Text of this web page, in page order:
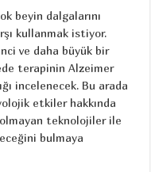
beyin dalgalarını
kullanmak istiyor.
ve daha büyük bir
terapinin Alzeimer
incelenecek. Bu arada
etkiler hakkında
teknolojiler ile
bulmaya